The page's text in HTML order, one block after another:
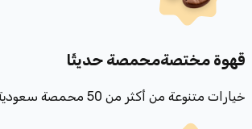
قهوة مختصةمحمصة حديثًا
خيارات متنوعة من أكثر من 50 محمصة سعودية بمكان وحد